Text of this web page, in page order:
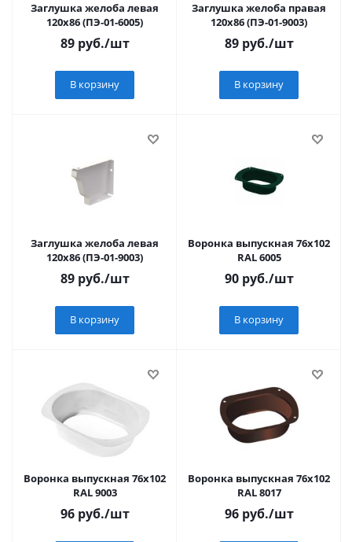
Заглушка желоба левая
120х86 (ПЭ-01-6005)
89руб./шт
В корзину
Заглушка желоба правая
120х86 (ПЭ-01-9003)
89руб./шт
В корзину
Заглушка желоба левая
120х86 (ПЭ-01-9003)
89руб./шт
В корзину
Воронка выпускная 76х102
RAL 6005
90руб./шт
В корзину
Воронка выпускная 76х102
RAL 9003
96руб./шт
Воронка выпускная 76х102
RAL 8017
96руб./шт